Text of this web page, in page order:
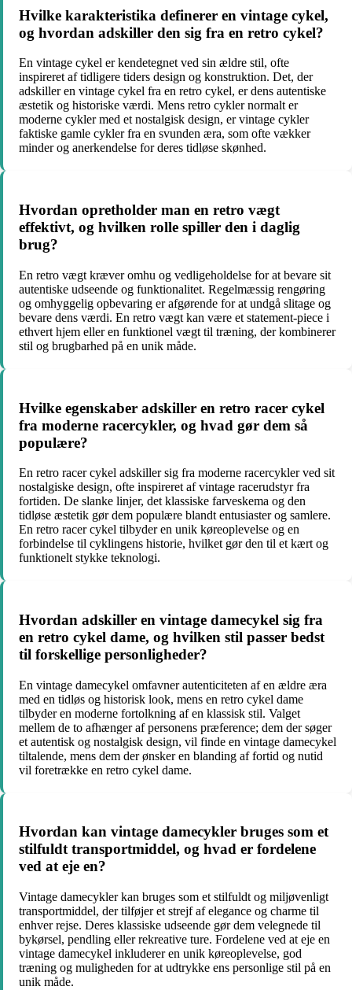
Hvilke karakteristika definerer en vintage cykel,
og hvordan adskiller den sig fra en retro cykel?
En vintage cykel er kendetegnet ved sin ældre stil, ofte
inspireret af tidligere tiders design og konstruktion. Det, der
adskiller en vintage cykel fra en retro cykel, er dens autentiske
æstetik og historiske værdi. Mens retro cykler normalt er
moderne cykler med et nostalgisk design, er vintage cykler
faktiske gamle cykler fra en svunden æra, som ofte vækker
minder og anerkendelse for deres tidløse skønhed.
Hvordan opretholder man en retro vægt
effektivt, og hvilken rolle spiller den i daglig
brug?
En retro vægt kræver omhu og vedligeholdelse for at bevare sit
autentiske udseende og funktionalitet. Regelmæssig rengøring
og omhyggelig opbevaring er afgørende for at undgå slitage og
bevare dens værdi. En retro vægt kan være et statement-piece i
ethvert hjem eller en funktionel vægt til træning, der kombinerer
stil og brugbarhed på en unik måde.
Hvilke egenskaber adskiller en retro racer cykel
fra moderne racercykler, og hvad gør dem så
populære?
En retro racer cykel adskiller sig fra moderne racercykler ved sit
nostalgiske design, ofte inspireret af vintage racerudstyr fra
fortiden. De slanke linjer, det klassiske farveskema og den
tidløse æstetik gør dem populære blandt entusiaster og samlere.
En retro racer cykel tilbyder en unik køreoplevelse og en
forbindelse til cyklingens historie, hvilket gør den til et kært og
funktionelt stykke teknologi.
Hvordan adskiller en vintage damecykel sig fra
en retro cykel dame, og hvilken stil passer bedst
til forskellige personligheder?
En vintage damecykel omfavner autenticiteten af en ældre æra
med en tidløs og historisk look, mens en retro cykel dame
tilbyder en moderne fortolkning af en klassisk stil. Valget
mellem de to afhænger af personens præference; dem der søger
et autentisk og nostalgisk design, vil finde en vintage damecykel
tiltalende, mens dem der ønsker en blanding af fortid og nutid
vil foretrække en retro cykel dame.
Hvordan kan vintage damecykler bruges som et
stilfuldt transportmiddel, og hvad er fordelene
ved at eje en?
Vintage damecykler kan bruges som et stilfuldt og miljøvenligt
transportmiddel, der tilføjer et strejf af elegance og charme til
enhver rejse. Deres klassiske udseende gør dem velegnede til
bykørsel, pendling eller rekreative ture. Fordelene ved at eje en
vintage damecykel inkluderer en unik køreoplevelse, god
træning og muligheden for at udtrykke ens personlige stil på en
unik måde.